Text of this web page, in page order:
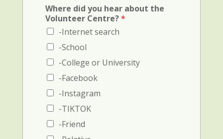
(
N
o
m
e
t
t
é
é
p
o
n
c
e
(
N
o
e
t
é
l
é
p
h
Where did you hear about the
Volunteer Centre?*
-Internet search
-School
-College or University
-Facebook
-Instagram
-TIKTOK
-Friend